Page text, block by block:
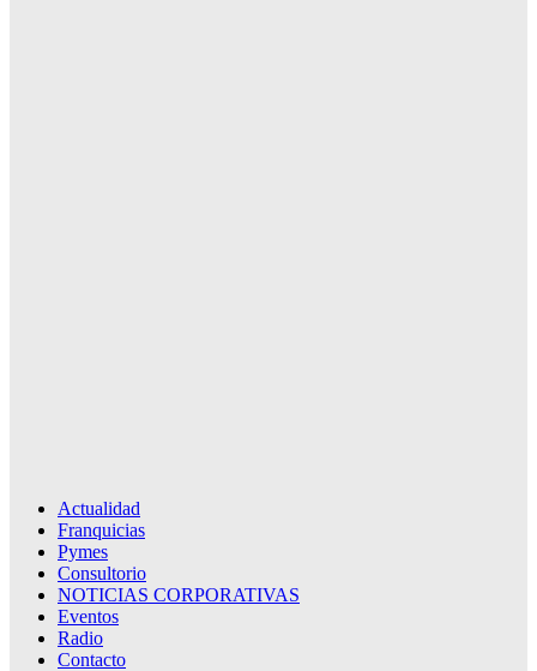
Actualidad
Franquicias
Pymes
Consultorio
NOTICIAS CORPORATIVAS
Eventos
Radio
Contacto